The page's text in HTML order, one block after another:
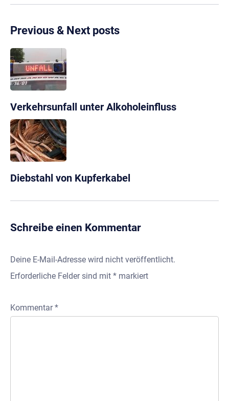
Previous & Next posts
Verkehrsunfall unter Alkoholeinfluss
Diebstahl von Kupferkabel
Schreibe einen Kommentar
Deine E-Mail-Adresse wird nicht veröffentlicht.
Erforderliche Felder sind mit * markiert
Kommentar*